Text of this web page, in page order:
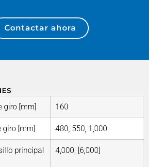
Contactar ahora
giro [mm] 160
giro [mm] 480, 550, 1,000
principal
4,000, [6,000]